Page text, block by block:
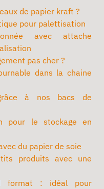
de papier kraft ?
pour palettisation
avec attache
pas cher ?
dans la chaine
à nos bacs de
pour le stockage en
du papier de soie
produits avec une
format : idéal pour